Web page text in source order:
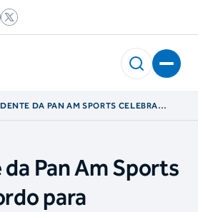
DA PAN AM SPORTS CELEBRA
SANTIAGO 2023 NO CANAL
DO BRASIL
Pan Am Sports
para